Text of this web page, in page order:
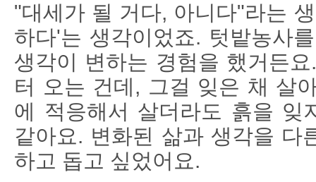
"대세가 될 거다, 아니다"라는
하다'는 생각이었죠. 텃밭농사
생각이 변하는 경험을 했거든
터 오는 건데, 그걸 잊은 채 살
에 적응해서 살더라도 흙을 잊
같아요. 변화된 삶과 생각을 다
하고 돕고 싶었어요.